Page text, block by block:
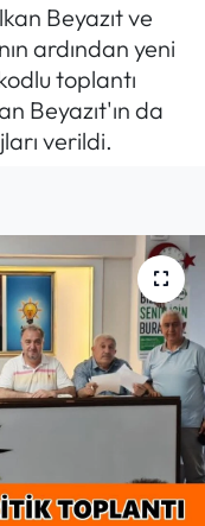
Beyazıt ve
ardından yeni
toplantı
Beyazıt'ın da
verildi.